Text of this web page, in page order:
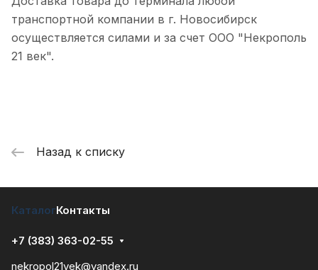
транспортной компании в г. Новосибирск
осуществляется силами и за счет ООО "Некрополь
21 век".
Назад к списку
КаталогКонтакты
+7 (383) 363-02-55
nekropol21vek@yandex.ru